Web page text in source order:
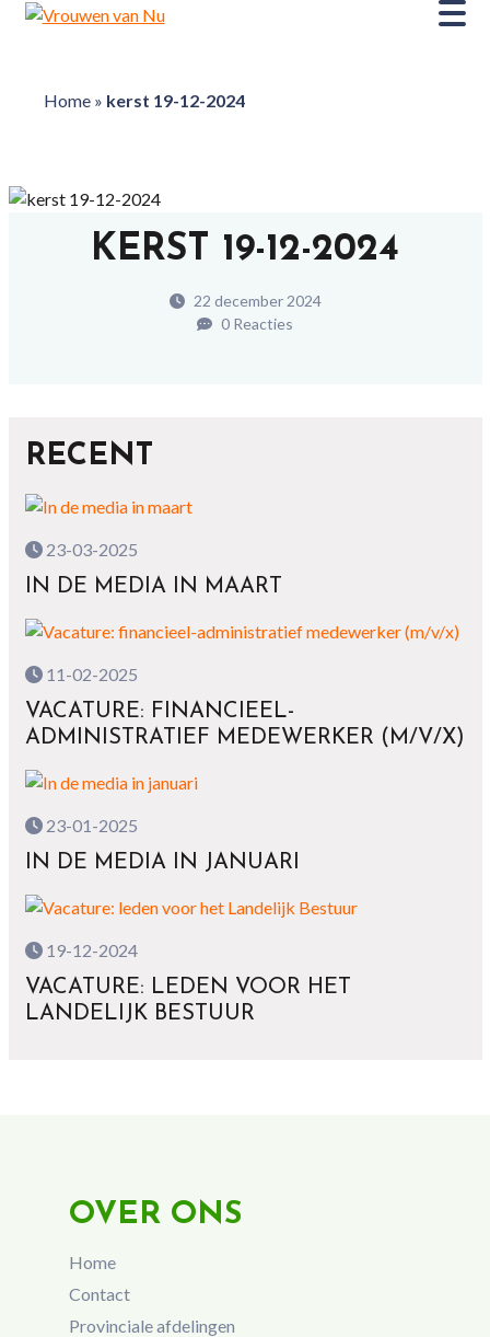
Home» kerst 19-12-2024
KERST 19-12-2024
22 december 2024
0 Reacties
RECENT
23-03-2025
IN DE MEDIA IN MAART
11-02-2025
VACATURE: FINANCIEEL-
ADMINISTRATIEF MEDEWERKER (M/V/X)
23-01-2025
IN DE MEDIA IN JANUARI
19-12-2024
VACATURE: LEDEN VOOR HET
LANDELIJK BESTUUR
OVER ONS
Home
Contact
Provinciale afdelingen